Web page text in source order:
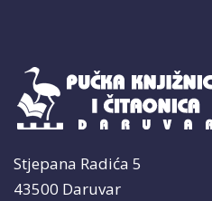
Stjepana Radića 5
43500 Daruvar